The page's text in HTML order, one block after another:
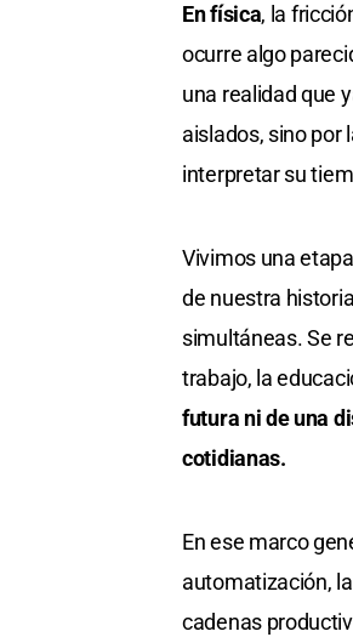
En física, la
ocurre algo
una realidad que
aislados, sino por
interpretar su
Vivimos una
de nuestra
simultáneas. Se
trabajo, la
futura ni de una
cotidianas.
En ese marco
automatización,
cadenas